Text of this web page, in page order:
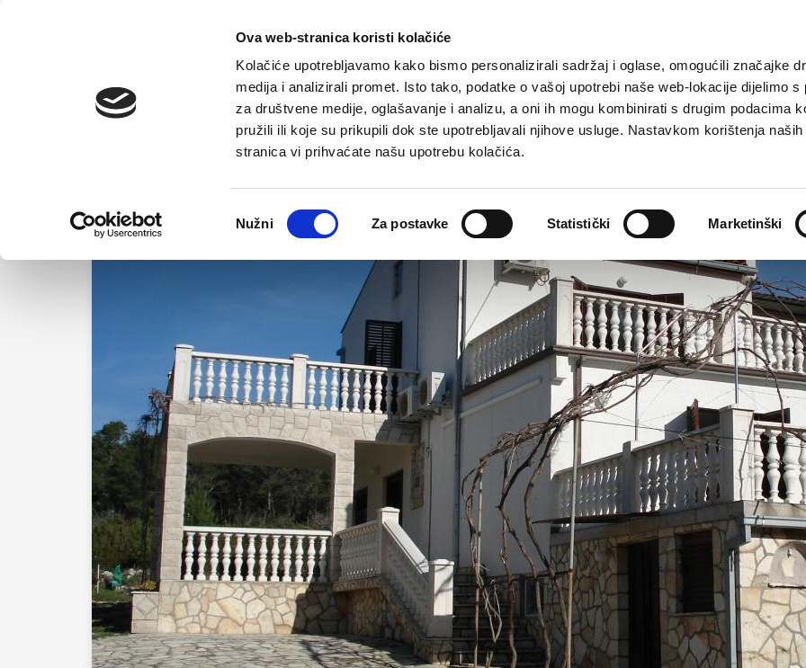
Ova web-stranica koristi kolačiće
Kolačiće upotrebljavamo kako bismo personalizirali sadržaj i oglase, omogućili značajke
medija i analizirali promet. Isto tako, podatke o vašoj upotrebi naše web-lokacije dijelimo s
za društvene medije, oglašavanje i analizu, a oni ih mogu kombinirati s drugim podacima
pružili ili koje su prikupili dok ste upotrebljavali njihove usluge. Nastavkom korištenja
stranica vi prihvaćate našu upotrebu kolačića.
pristanka
Nužni Za postavke Statistički Marketinški
Početna Turistička ponuda